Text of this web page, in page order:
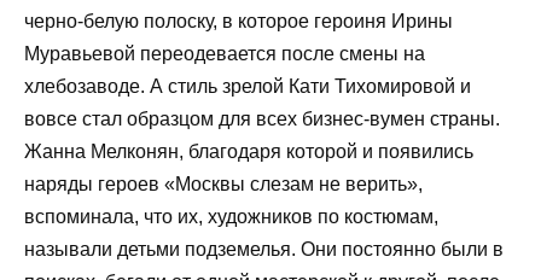
черно-белую полоску, в которое героиня Ирины
Муравьевой переодевается после смены на
хлебозаводе. А стиль зрелой Кати Тихомировой и
вовсе стал образцом для всех бизнес-вумен страны.
Жанна Мелконян, благодаря которой и появились
наряды героев «Москвы слезам не верить»,
вспоминала, что их, художников по костюмам,
называли детьми подземелья. Они постоянно были в